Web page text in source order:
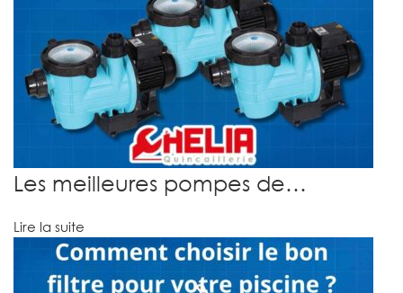
Les meilleures pompes de…
Lire la suite